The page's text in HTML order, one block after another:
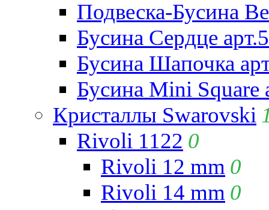
Подвеска-Бусина
Бусина Сердце
Бусина Шапочка
Бусина Mini Square
Кристаллы Swarovski
Rivoli 1122 0
Rivoli 12 mm 0
Rivoli 14 mm 0